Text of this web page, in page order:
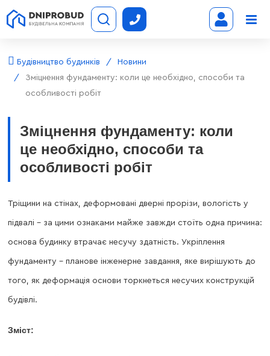
Будівництво будинків
Новини
Зміцнення фундаменту: коли це необхідно, способи та
особливості робіт
Зміцнення фундаменту: коли
це необхідно, способи та
особливості робіт
Тріщини на стінах, деформовані дверні прорізи, вологість у
підвалі – за цими ознаками майже завжди стоїть одна причина:
основа будинку втрачає несучу здатність. Укріплення
фундаменту – планове інженерне завдання, яке вирішують до
того, як деформація основи торкнеться несучих конструкцій
будівлі.
Зміст: